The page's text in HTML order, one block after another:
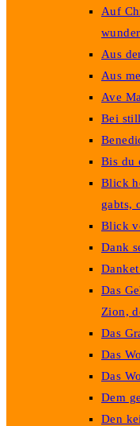
Auf
Aus
Aus
Ave
Bei
Bis du
Blick
gabts,
Blick
Dank
Das
Zion,
Das
Das
Das
Dem
Den